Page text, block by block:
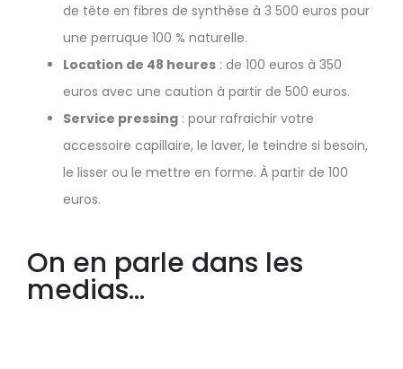
de tête en fibres de synthèse à 3 500 euros pour
une perruque 100 % naturelle.
Location de 48 heures : de 100 euros à 350
euros avec une caution à partir de 500 euros.
Service pressing : pour rafraichir votre
accessoire capillaire, le laver, le teindre si besoin,
le lisser ou le mettre en forme. À partir de 100
euros.
On en parle dans les
medias...